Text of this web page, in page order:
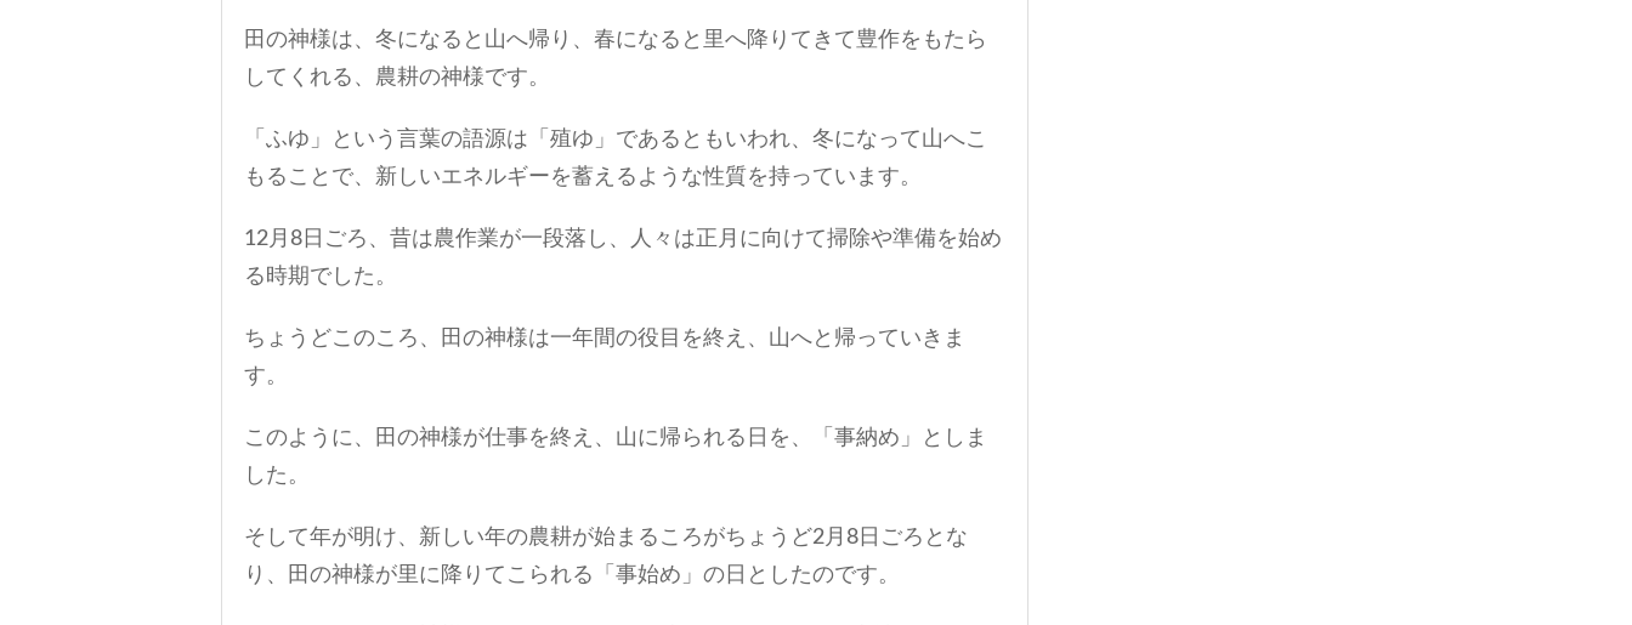
田の神様は、冬になると山へ帰り、春になると里へ降りてきて豊作をもたら
してくれる、農耕の神様です。
「ふゆ」という言葉の語源は「殖ゆ」であるともいわれ、冬になって山へこ
もることで、新しいエネルギーを蓄えるような性質を持っています。
12月8日ごろ、昔は農作業が一段落し、人々は正月に向けて掃除や準備を始め
る時期でした。
ちょうどこのころ、田の神様は一年間の役目を終え、山へと帰っていきま
す。
このように、田の神様が仕事を終え、山に帰られる日を、「事納め」としま
した。
そして年が明け、新しい年の農耕が始まるころがちょうど2月8日ごろとな
り、田の神様が里に降りてこられる「事始め」の日としたのです。